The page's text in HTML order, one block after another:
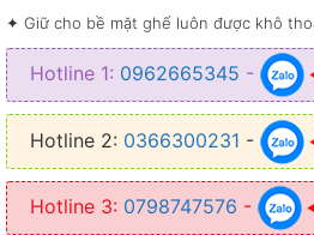
✦ Giữ cho bề mặt ghế luôn được khô
✦ Giúp dễ dàng vệ sinh, đa dạng về màu
✦ Giúp nước không bị ngấm vào bên
✦ An toàn cho sức khỏe, tiết kiệm chi phí
✦ Giá thành hợp lý, độ bền cao, tiết kiệm
dưỡng
Hotline 1: 0962665345 -
Hotline 2: 0366300231 -
Hotline 3: 0798747576 -